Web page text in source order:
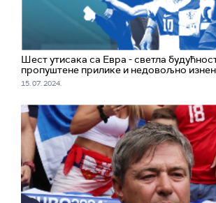
Шест утисака са Евра - светла
пропуштене прилике и недовољно
15. 07. 2024.